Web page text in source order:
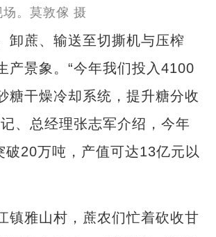
。莫敦傢 摄
蔗、输送至切撕机与压榨
产景象。“今年我们投入4100
糖干燥冷却系统，提升糖分收
、总经理张志军介绍，今年
20万吨，产值可达13亿元以
雅山村，蔗农们忙着砍收甘